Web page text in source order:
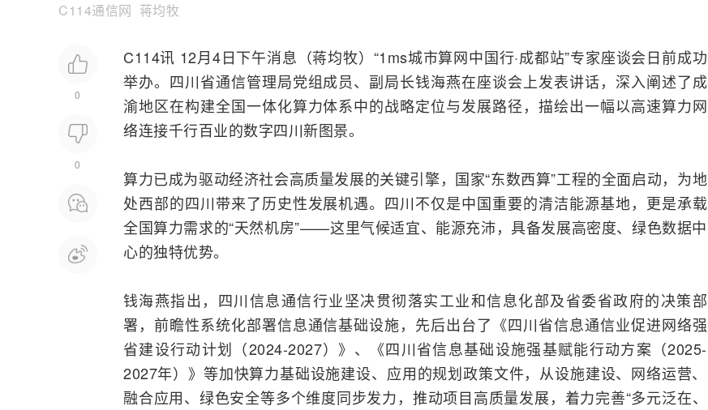
C114通信网 蒋均牧
0
0
C114讯 12月4日下午消息（蒋均牧）“1ms城市算网中国行·成都站”专家座谈会日前成功
举办。四川省通信管理局党组成员、副局长钱海燕在座谈会上发表讲话，深入阐述了成
渝地区在构建全国一体化算力体系中的战略定位与发展路径，描绘出一幅以高速算力网
络连接千行百业的数字四川新图景。
算力已成为驱动经济社会高质量发展的关键引擎，国家“东数西算”工程的全面启动，为地
处西部的四川带来了历史性发展机遇。四川不仅是中国重要的清洁能源基地，更是承载
全国算力需求的“天然机房”——这里气候适宜、能源充沛，具备发展高密度、绿色数据中
心的独特优势。
钱海燕指出，四川信息通信行业坚决贯彻落实工业和信息化部及省委省政府的决策部
署，前瞻性系统化部署信息通信基础设施，先后出台了《四川省信息通信业促进网络强
省建设行动计划（2024-2027）》、《四川省信息基础设施强基赋能行动方案（2025-
2027年）》等加快算力基础设施建设、应用的规划政策文件，从设施建设、网络运营、
融合应用、绿色安全等多个维度同步发力，推动项目高质量发展，着力完善“多元泛在、